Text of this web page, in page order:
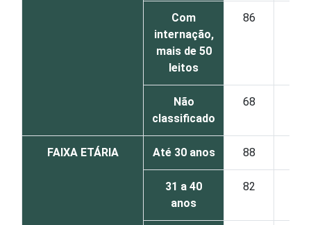
Com
internação,
mais de 50
leitos
86
Não
classificado
68
FAIXA ETÁRIA Até 30 anos 88
31 a 40
anos
82